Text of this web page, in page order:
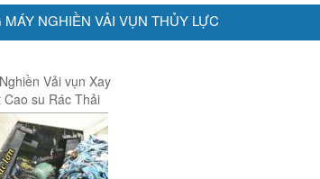
MÁY NGHIỀN VẢI VỤN THỦY LỰC
Vải vụn Xay
Cao su Rác Thải